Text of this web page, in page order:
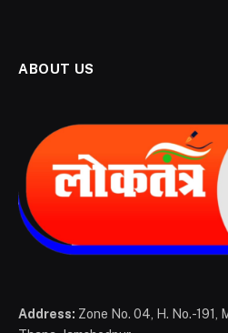
ABOUT US
Address: Zone No. 04, H. No.-191,